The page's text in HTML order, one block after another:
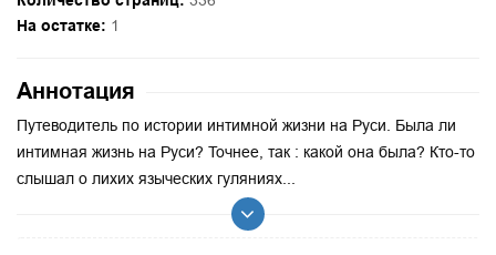
На остатке: 1
Аннотация
Путеводитель по истории интимной жизни на Руси. Была ли
интимная жизнь на Руси? Точнее, так : какой она была? Кто-то
слышал о лихих языческих гуляниях...